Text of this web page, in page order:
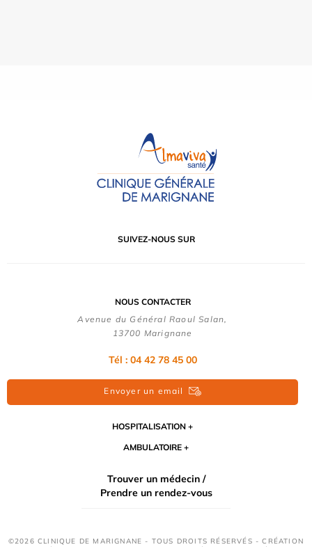
SUIVEZ-NOUS SUR
NOUS CONTACTER
Avenue du Général Raoul Salan,
13700 Marignane
Tél : 04 42 78 45 00
Envoyer un email
HOSPITALISATION
AMBULATOIRE
Trouver un médecin /
Prendre un rendez-vous
©2026 CLINIQUE DE MARIGNANE - TOUS DROITS RÉSERVÉS - CRÉATION